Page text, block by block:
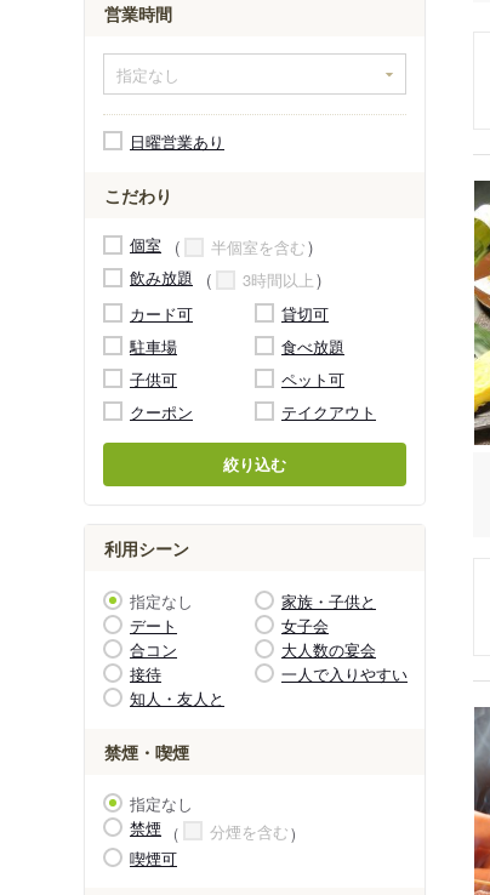
営業時間
日曜営業あり
こだわり
個室
半個室を含む
飲み放題
3時間以上
カード可
貸切可
駐車場
食べ放題
子供可
ペット可
クーポン
テイクアウト
絞り込む
利用シーン
指定なし
家族・子供と
デート
女子会
合コン
大人数の宴会
接待
一人で入りやすい
知人・友人と
禁煙・喫煙
指定なし
禁煙
分煙を含む
喫煙可